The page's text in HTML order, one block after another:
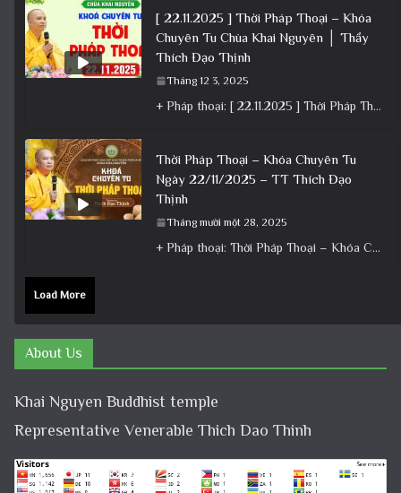
[ 22.11.2025 ] Thời Pháp Thoại – Khóa
Chuyên Tu Chùa Khai Nguyên │ Thầy
Thích Đạo Thịnh
Tháng 12 3, 2025
+ Pháp thoại: [ 22.11.2025 ] Thời Pháp Thoại – Khóa Chuyên Tu Chùa Khai Nguyên │ Thầy Thích Đạo
Thời Pháp Thoại – Khóa Chuyên Tu
Ngày 22/11/2025 – TT Thích Đạo
Thịnh
Tháng mười một 28, 2025
+ Pháp thoại: Thời Pháp Thoại – Khóa Chuyên Tu Ngày 22/11/2025 – TT Thích Đạo Thịnh + Album: Pháp
Load More
About Us
Khai Nguyen Buddhist temple
Representative Venerable Thich Dao Thinh